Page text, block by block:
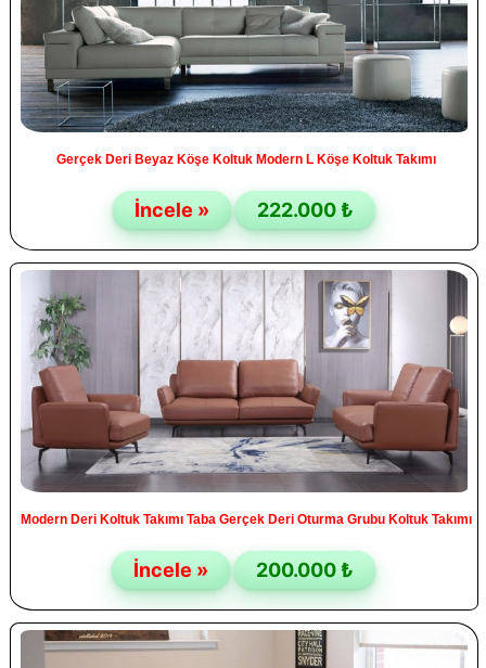
Gerçek Deri Beyaz Köşe Koltuk Modern L Köşe Koltuk Takımı
İncele » 222.000 ₺
Modern Deri Koltuk Takımı Taba Gerçek Deri Oturma Grubu Koltuk Takımı
İncele » 200.000 ₺